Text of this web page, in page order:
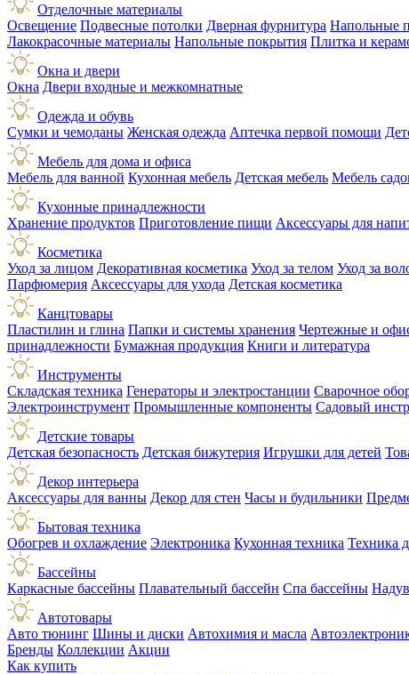
Отделочные материалы
Освещение Подвесные потолки Дверная фурнитура Напольные
Лакокрасочные материалы Напольные покрытия Плитка и
Окна и двери
Окна Двери входные и межкомнатные
Одежда и обувь
Сумки и чемоданы Женская одежда Аптечка первой помощи
Мебель для дома и офиса
Мебель для ванной Кухонная мебель Детская мебель Мебель
Кухонные принадлежности
Хранение продуктов Приготовление пищи Аксессуары для
Косметика
Уход за лицом Декоративная косметика Уход за телом Уход за
Парфюмерия Аксессуары для ухода Детская косметика
Канцтовары
Пластилин и глина Папки и системы хранения Чертежные и
принадлежности Бумажная продукция Книги и литература
Инструменты
Складская техника Генераторы и электростанции Сварочное
Электроинструмент Промышленные компоненты Садовый
Детские товары
Детская безопасность Детская бижутерия Игрушки для детей
Декор интерьера
Аксессуары для ванны Декор для стен Часы и будильники
Бытовая техника
Обогрев и охлаждение Электроника Кухонная техника Техника
Бассейны
Каркасные бассейны Плавательный бассейн Спа бассейны
Автотовары
Авто тюнинг Шины и диски Автохимия и масла
Бренды Коллекции Акции
Как купить